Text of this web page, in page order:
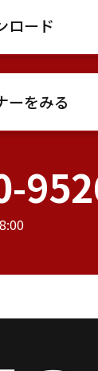
ロード
ーをみる